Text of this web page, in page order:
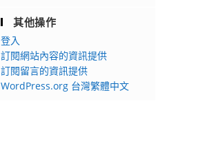
其他操作
登入
訂閱網站內容的資訊提供
訂閱留言的資訊提供
WordPress.org 台灣繁體中文